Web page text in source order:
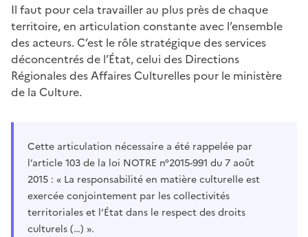
Il faut pour cela travailler au plus près de chaque
territoire, en articulation constante avec l’ensemble
des acteurs. C’est le rôle stratégique des services
déconcentrés de l’État, celui des Directions
Régionales des Affaires Culturelles pour le ministère
de la Culture.
Cette articulation nécessaire a été rappelée par
l’article 103 de la loi NOTRE n°2015-991 du 7 août
2015 : « La responsabilité en matière culturelle est
exercée conjointement par les collectivités
territoriales et l’État dans le respect des droits
culturels (…) ».